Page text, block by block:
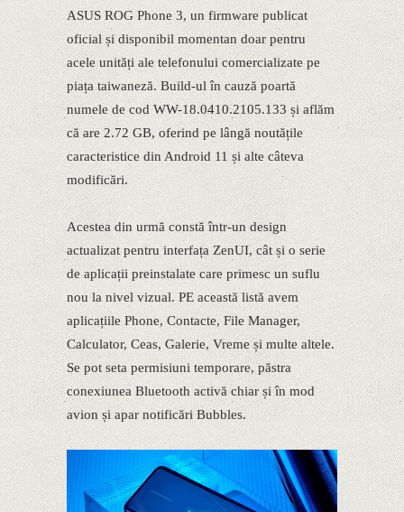
ASUS ROG Phone 3, un firmware publicat
oficial și disponibil momentan doar pentru
acele unități ale telefonului comercializate pe
piața taiwaneză. Build-ul în cauză poartă
numele de cod WW-18.0410.2105.133 și aflăm
că are 2.72 GB, oferind pe lângă noutățile
caracteristice din Android 11 și alte câteva
modificări.
Acestea din urmă constă într-un design
actualizat pentru interfața ZenUI, cât și o serie
de aplicații preinstalate care primesc un suflu
nou la nivel vizual. PE această listă avem
aplicațiile Phone, Contacte, File Manager,
Calculator, Ceas, Galerie, Vreme și multe altele.
Se pot seta permisiuni temporare, păstra
conexiunea Bluetooth activă chiar și în mod
avion și apar notificări Bubbles.